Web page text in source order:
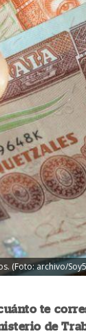
(Foto: archivo/
te
de